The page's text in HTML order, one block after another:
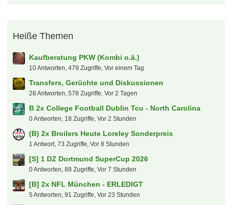
Heiße Themen
Kaufberatung PKW (Kombi o.ä.)
10 Antworten, 479 Zugriffe, Vor einem Tag
Transfers, Gerüchte und Diskussionen
28 Antworten, 578 Zugriffe, Vor 2 Tagen
B 2x College Football Dublin Tcu - North Carolina
0 Antworten, 18 Zugriffe, Vor 2 Stunden
(B) 2x Broilers Heute Loreley Sonderpreis
1 Antwort, 73 Zugriffe, Vor 8 Stunden
[S] 1 DZ Dortmund SuperCup 2026
0 Antworten, 88 Zugriffe, Vor 7 Stunden
[B] 2x NFL München - ERLEDIGT
5 Antworten, 91 Zugriffe, Vor 23 Stunden